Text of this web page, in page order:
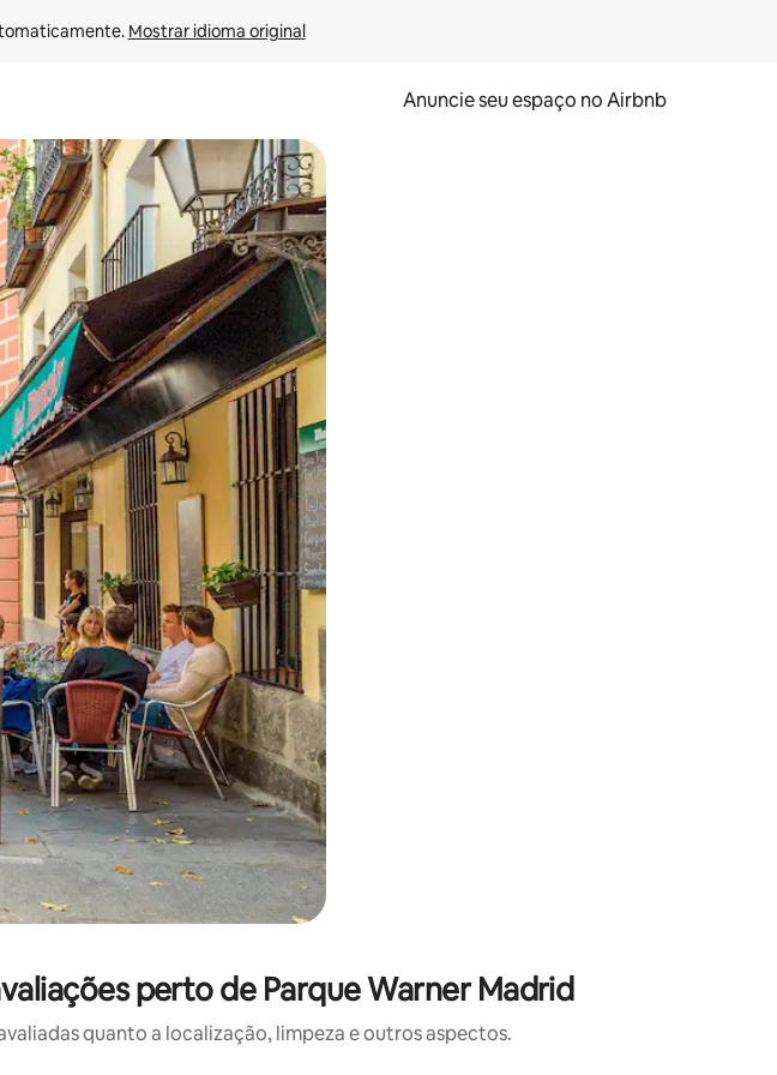
Mostrar idioma original
Anuncie seu espaço no Airbnb
do teclado ou tocando e deslizando o dedo na tela.
perto de Parque Warner Madrid
quanto a localização, limpeza e outros aspectos.